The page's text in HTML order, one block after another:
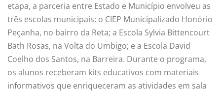
etapa, a parceria entre Estado e Município envolveu as
três escolas municipais: o CIEP Municipalizado Honório
Peçanha, no bairro da Reta; a Escola Sylvia Bittencourt
Bath Rosas, na Volta do Umbigo; e a Escola David
Coelho dos Santos, na Barreira. Durante o programa,
os alunos receberam kits educativos com materiais
informativos que enriqueceram as atividades em sala